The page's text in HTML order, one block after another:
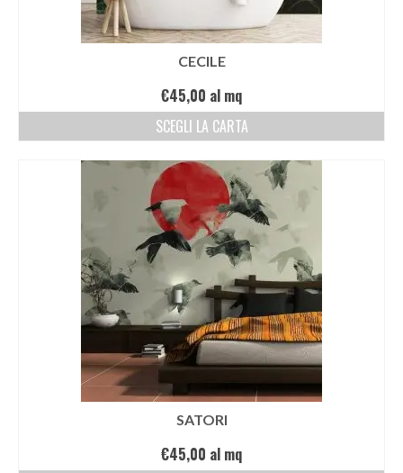
CECILE
€45,00 al mq
SCEGLI LA CARTA
SATORI
€45,00 al mq